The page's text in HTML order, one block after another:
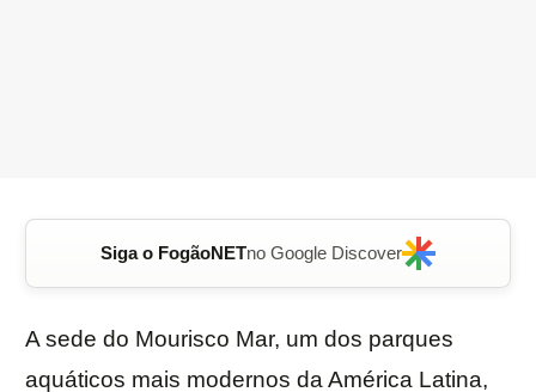
Siga o FogãoNETno Google Discover
A sede do Mourisco Mar, um dos parques
aquáticos mais modernos da América Latina,